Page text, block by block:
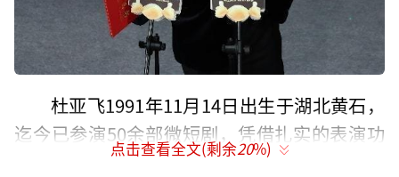
杜亚飞1991年11月14日出生于湖北黄石，
迄今已参演50余部微短剧，凭借扎实的表演功
底和独特个人魅力崭露头角，给观众留下深刻
点击查看全文(剩余20%)